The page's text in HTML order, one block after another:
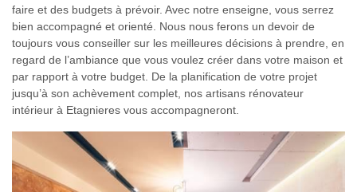
faire et des budgets à prévoir. Avec notre enseigne, vous serrez
bien accompagné et orienté. Nous nous ferons un devoir de
toujours vous conseiller sur les meilleures décisions à prendre, en
regard de l’ambiance que vous voulez créer dans votre maison et
par rapport à votre budget. De la planification de votre projet
jusqu’à son achèvement complet, nos artisans rénovateur
intérieur à Etagnieres vous accompagneront.